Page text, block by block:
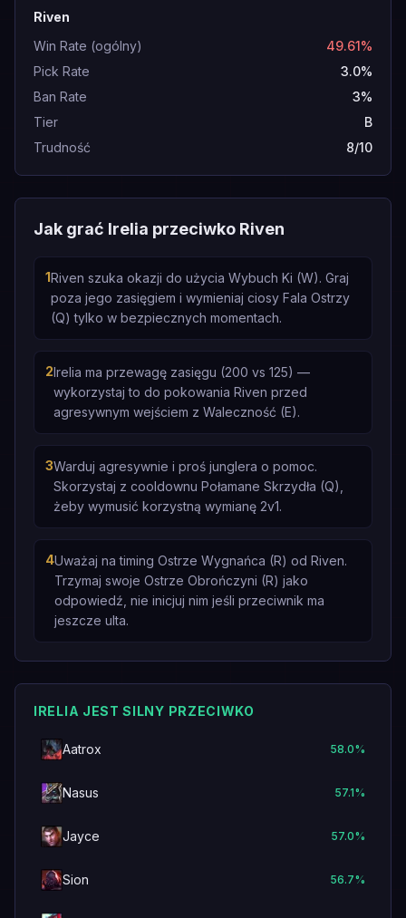
Riven
Win Rate (ogólny)
49.61%
Pick Rate
3.0%
Ban Rate
3%
Tier
B
Trudność
8/10
Jak grać Irelia przeciwko Riven
1Riven szuka okazji do użycia Wybuch Ki (W). Graj
poza jego zasięgiem i wymieniaj ciosy Fala Ostrzy
(Q) tylko w bezpiecznych momentach.
2Irelia ma przewagę zasięgu (200 vs 125) —
wykorzystaj to do pokowania Riven przed
agresywnym wejściem z Waleczność (E).
3Warduj agresywnie i proś junglera o pomoc.
Skorzystaj z cooldownu Połamane Skrzydła (Q),
żeby wymusić korzystną wymianę 2v1.
4Uważaj na timing Ostrze Wygnańca (R) od Riven.
Trzymaj swoje Ostrze Obrończyni (R) jako
odpowiedź, nie inicjuj nim jeśli przeciwnik ma
jeszcze ulta.
IRELIA JEST SILNY PRZECIWKO
Aatrox 58.0%
Nasus 57.1%
Jayce 57.0%
Sion 56.7%